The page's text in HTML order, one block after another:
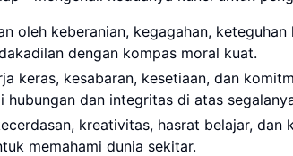
oleh keberanian, kegagahan,
dengan kompas moral kuat.
keras, kesabaran, kesetiaan, dan
hubungan dan integritas di atas
kreativitas, hasrat belajar, dan
memahami dunia sekitar.